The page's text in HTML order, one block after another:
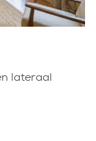
lateraal